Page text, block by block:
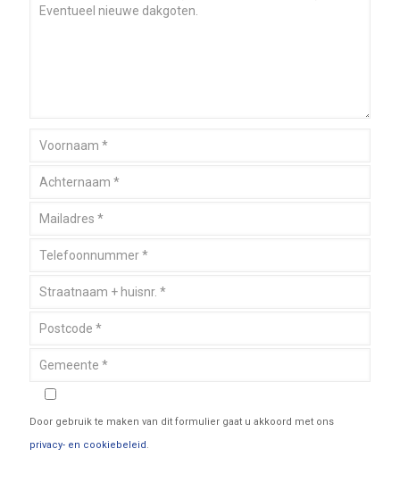
Door gebruik te maken van dit formulier gaat u akkoord met ons
privacy- en cookiebeleid.